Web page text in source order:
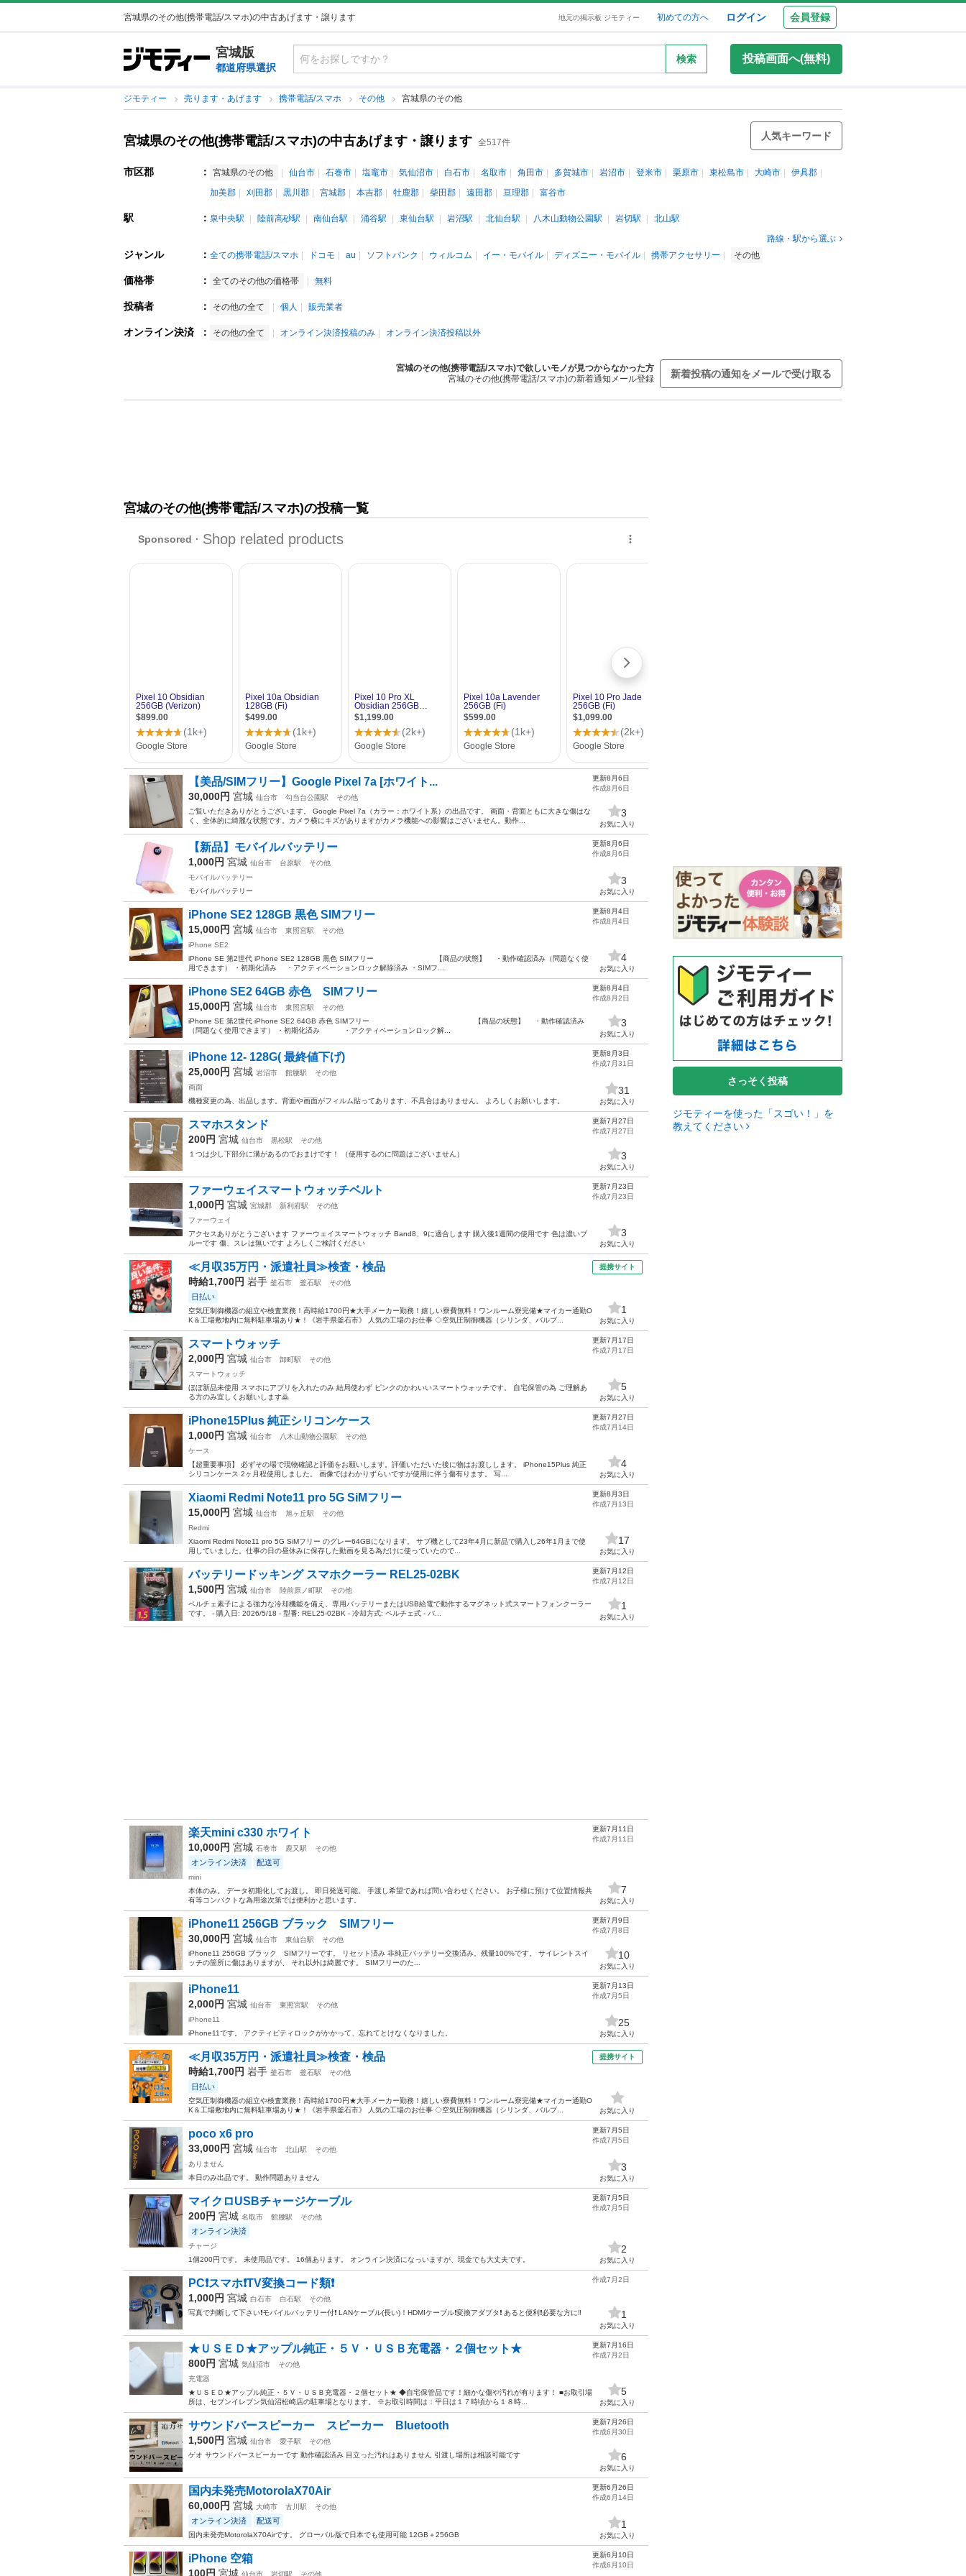
宮城県のその他(携帯電話/スマホ)の中古あげます・譲ります 地元の掲示板 ジモティー 初めての方へ ログイン 会員登録
宮城版
都道府県選択
検索 投稿画面へ(無料)
ジモティー 売ります・あげます 携帯電話/スマホ その他 宮城県のその他
宮城県のその他(携帯電話/スマホ)の中古あげます・譲ります 全517件
人気キーワード
市区郡 ： 宮城県のその他 仙台市 石巻市 塩竈市 気仙沼市 白石市 名取市 角田市 多賀城市 岩沼市 登米市 栗原市 東松島市 大崎市
伊具郡
加美郡
刈田郡 黒川郡 宮城郡 本吉郡 牡鹿郡 柴田郡 遠田郡 亘理郡 富谷市
駅 ： 泉中央駅 陸前高砂駅 南仙台駅 涌谷駅 東仙台駅 岩沼駅 北仙台駅 八木山動物公園駅 岩切駅
北山駅
路線・駅から選ぶ
ジャンル ： 全ての携帯電話/スマホ ドコモ au ソフトバンク ウィルコム イー・モバイル ディズニー・モバイル 携帯アクセサリー その他
価格帯 ： 全てのその他の価格帯 無料
投稿者 ： その他の全て 個人 販売業者
オンライン決済 ： その他の全て オンライン決済投稿のみ オンライン決済投稿以外
宮城のその他(携帯電話/スマホ)で欲しいモノが見つからなかった方
宮城のその他(携帯電話/スマホ)の新着通知メール登録
新着投稿の通知をメールで受け取る
宮城のその他(携帯電話/スマホ)の投稿一覧
【美品/SIMフリー】Google Pixel 7a [ホワイト...
30,000円 宮城 仙台市 勾当台公園駅
その他
ご覧いただきありがとうございます。 Google Pixel 7a（カラー：ホワイト系）の出品です。 画面・背面ともに大きな傷はな
く、全体的に綺麗な状態です。カメラ横にキズがありますがカメラ機能への影響はございません。動作...
更新8月6日
作成8月6日
3
お気に入り
【新品】モバイルバッテリー
1,000円 宮城 仙台市 台原駅
その他
モバイルバッテリー
モバイルバッテリー
更新8月6日
作成8月6日
3
お気に入り
iPhone SE2 128GB 黒色 SIMフリー
15,000円 宮城 仙台市 東照宮駅
その他
iPhone SE2
iPhone SE 第2世代 iPhone SE2 128GB 黒色 SIMフリー 【商品の状態】 ・動作確認済み（問題なく使
用できます） ・初期化済み ・アクティベーションロック解除済み ・SIMフ...
更新8月4日
作成8月4日
4
お気に入り
iPhone SE2 64GB 赤色 SIMフリー
15,000円 宮城 仙台市 東照宮駅
その他
iPhone SE 第2世代 iPhone SE2 64GB 赤色 SIMフリー 【商品の状態】 ・動作確認済み
（問題なく使用できます） ・初期化済み ・アクティベーションロック解...
更新8月4日
作成8月2日
3
お気に入り
iPhone 12- 128G( 最終値下げ)
25,000円 宮城 岩沼市 館腰駅
その他
画面
機種変更の為、出品します。背面や画面がフィルム貼ってあります、不具合はありません。 よろしくお願いします。
更新8月3日
作成7月31日
31
お気に入り
スマホスタンド
200円 宮城 仙台市 黒松駅
その他
１つは少し下部分に溝があるのでおまけです！ （使用するのに問題はございません）
更新7月27日
作成7月27日
3
お気に入り
ファーウェイスマートウォッチベルト
1,000円 宮城 宮城郡 新利府駅
その他
ファーウェイ
アクセスありがとうございます ファーウェイスマートウォッチ Band8、9に適合します 購入後1週間の使用です 色は濃いブ
ルーです 傷、スレは無いです よろしくご検討ください
更新7月23日
作成7月23日
3
お気に入り
≪月収35万円・派遣社員≫検査・検品
時給1,700円 岩手 釜石市 釜石駅 その他
日払い
空気圧制御機器の組立や検査業務！高時給1700円★大手メーカー勤務！嬉しい寮費無料！ワンルーム寮完備★マイカー通勤O
K＆工場敷地内に無料駐車場あり★！《岩手県釜石市》 人気の工場のお仕事 ◇空気圧制御機器（シリンダ、バルブ...
提携サイト
1
お気に入り
スマートウォッチ
2,000円 宮城 仙台市 卸町駅
その他
スマートウォッチ
ほぼ新品未使用 スマホにアプリを入れたのみ 結局使わず ピンクのかわいいスマートウォッチです。 自宅保管の為 ご理解あ
る方のみ宜しくお願いします🙇
更新7月17日
作成7月17日
5
お気に入り
iPhone15Plus 純正シリコンケース
1,000円 宮城 仙台市 八木山動物公園駅
その他
ケース
【超重要事項】 必ずその場で現物確認と評価をお願いします。評価いただいた後に物はお渡しします。 iPhone15Plus 純正
シリコンケース 2ヶ月程使用しました。 画像ではわかりずらいですが使用に伴う傷有ります。 写...
更新7月27日
作成7月14日
4
お気に入り
Xiaomi Redmi Note11 pro 5G SiMフリー
15,000円 宮城 仙台市 旭ヶ丘駅
その他
Redmi
Xiaomi Redmi Note11 pro 5G SiMフリー のグレー64GBになります。 サブ機として23年4月に新品で購入し26年1月まで使
用していました。仕事の日の昼休みに保存した動画を見る為だけに使っていたので...
更新8月3日
作成7月13日
17
お気に入り
バッテリードッキング スマホクーラー REL25-02BK
1,500円 宮城 仙台市 陸前原ノ町駅
その他
ペルチェ素子による強力な冷却機能を備え、専用バッテリーまたはUSB給電で動作するマグネット式スマートフォンクーラー
です。 - 購入日: 2026/5/18 - 型番: REL25-02BK - 冷却方式: ペルチェ式 - バ...
更新7月12日
作成7月12日
1
お気に入り
楽天mini c330 ホワイト
10,000円 宮城 石巻市 鹿又駅 その他
オンライン決済 配送可
mini
本体のみ。 データ初期化してお渡し。 即日発送可能。 手渡し希望であれば問い合わせください。 お子様に預けて位置情報共
有等コンパクトな為用途次第では便利かと思います。
更新7月11日
作成7月11日
7
お気に入り
iPhone11 256GB ブラック SIMフリー
30,000円 宮城 仙台市 東仙台駅
その他
iPhone11 256GB ブラック SIMフリーです。 リセット済み 非純正バッテリー交換済み。残量100%です。 サイレントスイ
ッチの箇所に傷はありますが、 それ以外は綺麗です。 SIMフリーのた...
更新7月9日
作成7月8日
10
お気に入り
iPhone11
2,000円 宮城 仙台市 東照宮駅
その他
iPhone11
iPhone11です。 アクティビティロックがかかって、忘れてとけなくなりました。
更新7月13日
作成7月5日
25
お気に入り
≪月収35万円・派遣社員≫検査・検品
時給1,700円 岩手 釜石市 釜石駅 その他
日払い
空気圧制御機器の組立や検査業務！高時給1700円★大手メーカー勤務！嬉しい寮費無料！ワンルーム寮完備★マイカー通勤O
K＆工場敷地内に無料駐車場あり★！《岩手県釜石市》 人気の工場のお仕事 ◇空気圧制御機器（シリンダ、バルブ...
提携サイト
お気に入り
poco x6 pro
33,000円 宮城 仙台市 北山駅
その他
ありません
本日のみ出品です。 動作問題ありません
更新7月5日
作成7月5日
3
お気に入り
マイクロUSBチャージケーブル
200円 宮城 名取市 館腰駅 その他
オンライン決済
チャージ
1個200円です。 未使用品です。 16個あります。 オンライン決済になっいますが、現金でも大丈夫です。
更新7月5日
作成7月5日
2
お気に入り
PC❗スマホ❗TV変換コード類❗
1,000円 宮城 白石市 白石駅
その他
写真で判断して下さい❗モバイルバッテリー付❗ LANケーブル(長い)！HDMIケーブル❗変換アダプタ❗ あると便利❗必要な方に‼️
作成7月2日
1
お気に入り
★ＵＳＥＤ★アップル純正・５Ｖ・ＵＳＢ充電器・２個セット★
800円 宮城 気仙沼市
その他
充電器
★ＵＳＥＤ★アップル純正・５Ｖ・ＵＳＢ充電器・２個セット★ ◆自宅保管品です！細かな傷や汚れが有ります！ ■お取引場
所は、セブンイレブン気仙沼松崎店の駐車場となります。 ※お取引時間は：平日は１７時頃から１８時...
更新7月16日
作成7月2日
5
お気に入り
サウンドバースピーカー スピーカー Bluetooth
1,500円 宮城 仙台市 愛子駅
その他
ゲオ サウンドバースピーカーです 動作確認済み 目立った汚れはありません 引渡し場所は相談可能です
更新7月26日
作成6月30日
6
お気に入り
国内未発売MotorolaX70Air
60,000円 宮城 大崎市 古川駅 その他
オンライン決済 配送可
国内未発売MotorolaX70Airです。 グローバル版で日本でも使用可能 12GB＋256GB
更新6月26日
作成6月14日
1
お気に入り
iPhone 空箱
100円 宮城 仙台市 岩切駅 その他
更新6月10日
作成6月10日
さっそく投稿
ジモティーを使った「スゴい！」を
教えてください